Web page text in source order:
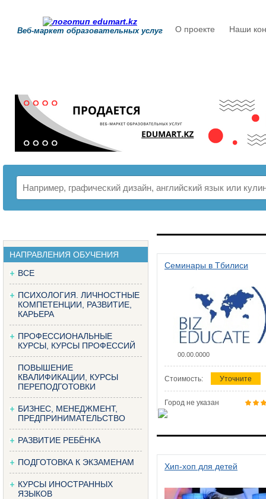
Веб-маркет образовательных услуг О проекте Наши
НАПРАВЛЕНИЯ ОБУЧЕНИЯ
ВСЕ
ПСИХОЛОГИЯ. ЛИЧНОСТНЫЕ
КОМПЕТЕНЦИИ, РАЗВИТИЕ,
КАРЬЕРА
ПРОФЕССИОНАЛЬНЫЕ
КУРСЫ, КУРСЫ ПРОФЕССИЙ
ПОВЫШЕНИЕ
КВАЛИФИКАЦИИ, КУРСЫ
ПЕРЕПОДГОТОВКИ
БИЗНЕС, МЕНЕДЖМЕНТ,
ПРЕДПРИНИМАТЕЛЬСТВО
РАЗВИТИЕ РЕБЁНКА
ПОДГОТОВКА К ЭКЗАМЕНАМ
КУРСЫ ИНОСТРАННЫХ
ЯЗЫКОВ
Семинары в Тбилиси
00.00.0000
Стоимость: Уточните
Город не указан
Хип-хоп для детей